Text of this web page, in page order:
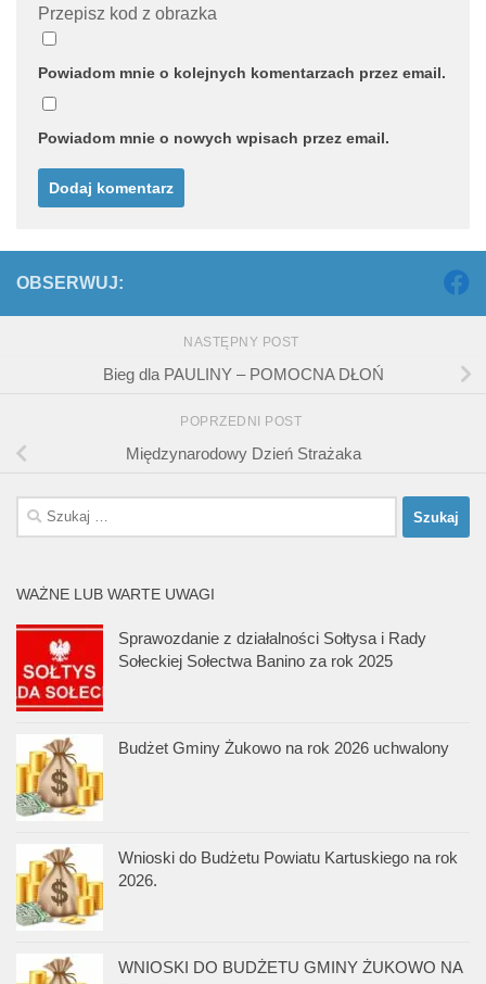
Przepisz kod z obrazka
Powiadom mnie o kolejnych komentarzach przez email.
Powiadom mnie o nowych wpisach przez email.
OBSERWUJ:
NASTĘPNY POST
Bieg dla PAULINY – POMOCNA DŁOŃ
POPRZEDNI POST
Międzynarodowy Dzień Strażaka
Szukaj:
WAŻNE LUB WARTE UWAGI
Sprawozdanie z działalności Sołtysa i Rady
Sołeckiej Sołectwa Banino za rok 2025
Budżet Gminy Żukowo na rok 2026 uchwalony
Wnioski do Budżetu Powiatu Kartuskiego na rok
2026.
WNIOSKI DO BUDŻETU GMINY ŻUKOWO NA